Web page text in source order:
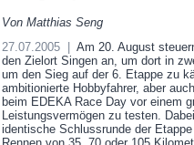
Von Matthias Seng
27.07.2005 |
Am 20. August
den Zielort Singen an, um dort in
um den Sieg auf der 6. Etappe zu
ambitionierte Hobbyfahrer, aber
beim EDEKA Race Day vor einem
Leistungsvermögen zu testen.
identische Schlussrunde der